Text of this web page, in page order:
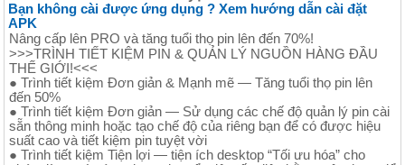
Bạn không cài được ứng dụng ? Xem hướng dẫn cài đặt
APK
Nâng cấp lên PRO và tăng tuổi thọ pin lên đến 70%!
>>>TRÌNH TIẾT KIỆM PIN & QUẢN LÝ NGUỒN HÀNG ĐẦU
THẾ GIỚI!<<<
● Trình tiết kiệm Đơn giản & Mạnh mẽ — Tăng tuổi thọ pin lên
đến 50%
● Trình tiết kiệm Đơn giản — Sử dụng các chế độ quản lý pin cài
sẵn thông minh hoặc tạo chế độ của riêng bạn để có được hiệu
suất cao và tiết kiệm pin tuyệt vời
● Trình tiết kiệm Tiện lợi — tiện ích desktop “Tối ưu hóa” cho